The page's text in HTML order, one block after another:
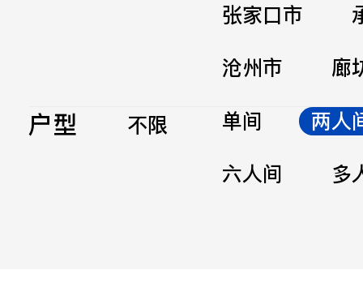
张家口市
沧州市
廊
户型 不限 单间
两人
六人间
多